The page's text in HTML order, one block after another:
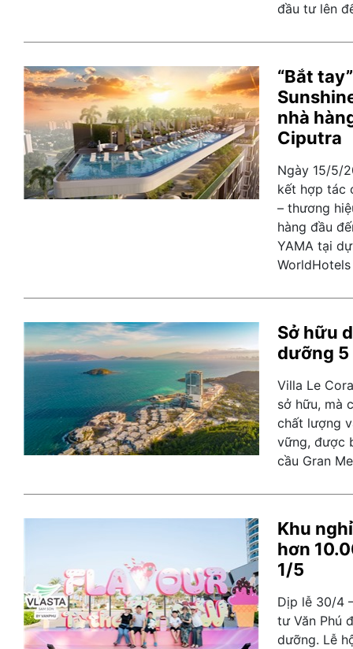
đầu tư lên
“Bắt
nhà
Ciputra
Ngày 15/5/
kết hợp tác
– thương
hàng đầu
YAMA tại
WorldHotels
Sở hữu
dưỡng 5
Villa Le
sở hữu, mà
chất lượng
vững, được
cầu Gran
Khu
hơn
1/5
Dịp lễ 30/4
tư Văn Phú
dưỡng. Lễ